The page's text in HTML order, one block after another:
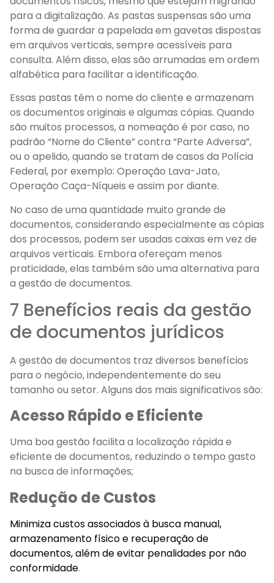
para a digitalização. As pastas suspensas são uma
forma de guardar a papelada em gavetas dispostas
em arquivos verticais, sempre acessíveis para
consulta. Além disso, elas são arrumadas em ordem
alfabética para facilitar a identificação.
Essas pastas têm o nome do cliente e armazenam
os documentos originais e algumas cópias. Quando
são muitos processos, a nomeação é por caso, no
padrão “Nome do Cliente” contra “Parte Adversa”,
ou o apelido, quando se tratam de casos da Polícia
Federal, por exemplo: Operação Lava-Jato,
Operação Caça-Níqueis e assim por diante.
No caso de uma quantidade muito grande de
documentos, considerando especialmente as cópias
dos processos, podem ser usadas caixas em vez de
arquivos verticais. Embora ofereçam menos
praticidade, elas também são uma alternativa para
a gestão de documentos.
7 Benefícios reais da gestão
de documentos jurídicos
A gestão de documentos traz diversos benefícios
para o negócio, independentemente do seu
tamanho ou setor. Alguns dos mais significativos são:
Acesso Rápido e Eficiente
Uma boa gestão facilita a localização rápida e
eficiente de documentos, reduzindo o tempo gasto
na busca de informações;
Redução de Custos
Minimiza custos associados à busca manual,
armazenamento físico e recuperação de
documentos, além de evitar penalidades por não
conformidade.